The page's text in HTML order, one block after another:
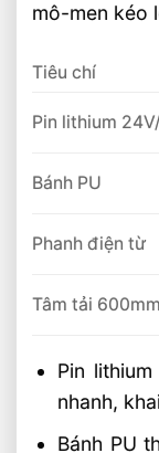
mô-men kéo
Tiêu chí
Pin lithium
Bánh PU
Phanh điện từ
Tâm tải 600mm
Pin
nhanh,
Bánh PU